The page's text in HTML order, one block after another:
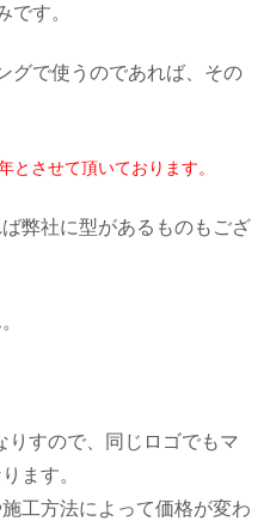
です。
グで使うのであれば、その
させて頂いております。
弊社に型があるものもござ
りすので、同じロゴでもマ
ます。
工方法によって価格が変わ